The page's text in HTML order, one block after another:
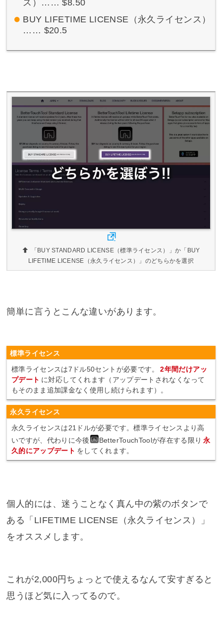
ス）…… $8.50
BUY LIFETIME LICENSE（永久ライセンス）
…… $20.5
「BUY STANDARD LICENSE（標準ライセンス）」か「BUY
LIFETIME LICENSE（永久ライセンス）」のどちらかを選択
簡単に言うとこんな違いがあります。
標準ライセンス
標準ライセンスは7ドル50セントが必要です。
2年間だけアッ
プデート に対応してくれます（アップデートされなくなって
もそのまま追加課金なく使用し続けられます）。
永久ライセンス
永久ライセンスは21ドルが必要です。標準ライセンスより高
いですが、代わりに今後
BetterTouchToolが存在する限り 永
久的にアップデート をしてくれます。
個人的には、迷うことなく真ん中の紫のボタンで
ある「LIFETIME LICENSE（永久ライセンス）」
をオススメします。
これが2,000円ちょっとで使えるなんて安すぎると
思うほど気に入ってるので。